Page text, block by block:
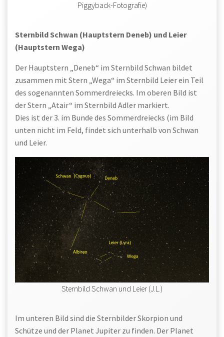
Piggyback-Fotografie)
Sternbild Schwan (Hauptstern Deneb) und Leier
(Hauptstern Wega)
Der Hauptstern „Deneb“ im Sternbild Schwan bildet
zusammen mit Stern „Wega“ im Sternbild Leier ein Teil
des sogenannten Sommerdreiecks. Im oberen Bild ist
der Stern „Atair“ im Sternbild Adler markiert.
Dies ist der 3. im Bunde des Sommerdreiecks (im Bild
unten nicht im Feld, findet sich unterhalb von Schwan
und Leier.
Sternbild Schwan und Leier (J.L.)
Im unteren Bild sind die Sternbilder Skorpion und
Schütze und der Planet Jupiter zu finden. Der Planet